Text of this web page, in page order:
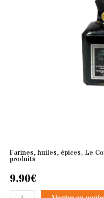
Farines, huiles, épices, Le
produits
9.90€